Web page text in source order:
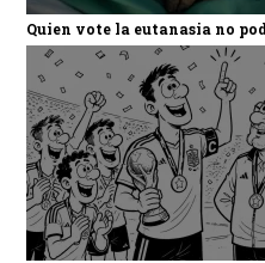
Quien vote la eutanasia no